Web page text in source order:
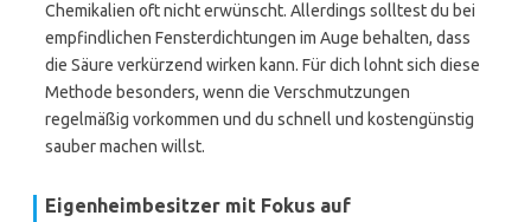
Chemikalien oft nicht erwünscht. Allerdings solltest du bei
empfindlichen Fensterdichtungen im Auge behalten, dass
die Säure verkürzend wirken kann. Für dich lohnt sich diese
Methode besonders, wenn die Verschmutzungen
regelmäßig vorkommen und du schnell und kostengünstig
sauber machen willst.
Eigenheimbesitzer mit Fokus auf